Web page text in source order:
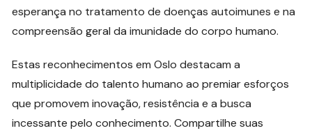
esperança no tratamento de doenças autoimunes e na
compreensão geral da imunidade do corpo humano.
Estas reconhecimentos em Oslo destacam a
multiplicidade do talento humano ao premiar esforços
que promovem inovação, resistência e a busca
incessante pelo conhecimento. Compartilhe suas